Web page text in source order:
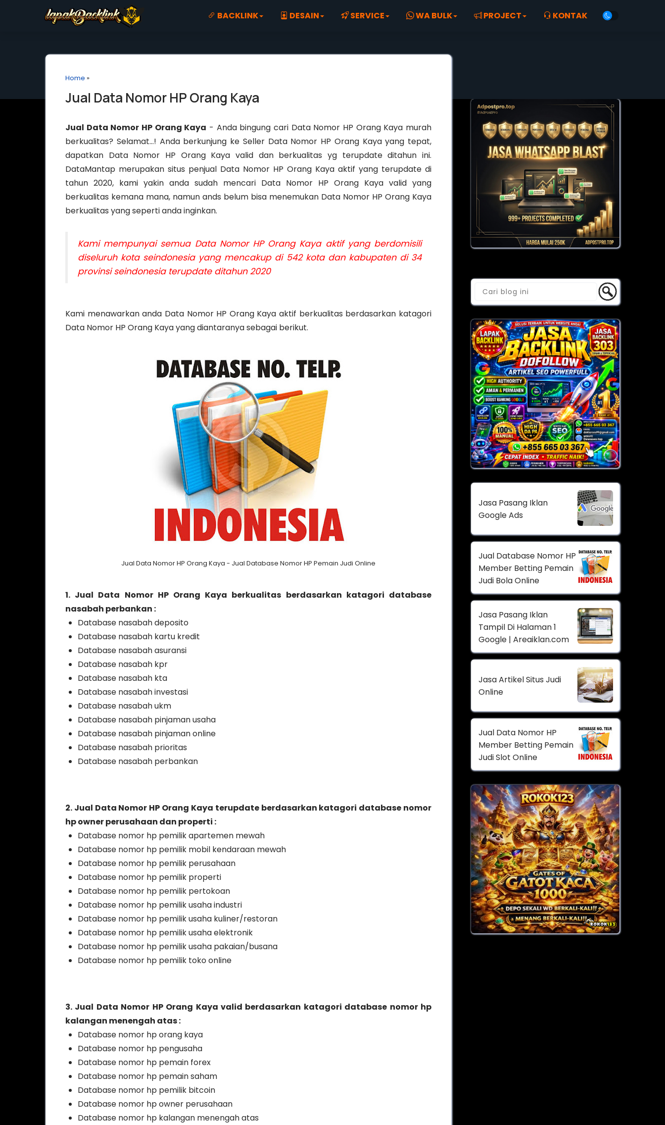
BACKLINK DESAIN SERVICE WA BULK PROJECT KONTAK
Home »
Jual Data Nomor HP Orang Kaya
Jual Data Nomor HP Orang Kaya - Anda bingung cari Data Nomor HP Orang Kaya murah
berkualitas? Selamat…! Anda berkunjung ke Seller Data Nomor HP Orang Kaya yang tepat,
dapatkan Data Nomor HP Orang Kaya valid dan berkualitas yg terupdate ditahun ini.
DataMantap merupakan situs penjual Data Nomor HP Orang Kaya aktif yang terupdate di
tahun 2020, kami yakin anda sudah mencari Data Nomor HP Orang Kaya valid yang
berkualitas kemana mana, namun ands belum bisa menemukan Data Nomor HP Orang Kaya
berkualitas yang seperti anda inginkan.
Kami mempunyai semua Data Nomor HP Orang Kaya aktif yang berdomisili
diseluruh kota seindonesia yang mencakup di 542 kota dan kabupaten di 34
provinsi seindonesia terupdate ditahun 2020
Kami menawarkan anda Data Nomor HP Orang Kaya aktif berkualitas berdasarkan katagori
Data Nomor HP Orang Kaya yang diantaranya sebagai berikut.
Jual Data Nomor HP Orang Kaya - Jual Database Nomor HP Pemain Judi Online
1. Jual Data Nomor HP Orang Kaya berkualitas berdasarkan katagori database
nasabah perbankan :
Database nasabah deposito
Database nasabah kartu kredit
Database nasabah asuransi
Database nasabah kpr
Database nasabah kta
Database nasabah investasi
Database nasabah ukm
Database nasabah pinjaman usaha
Database nasabah pinjaman online
Database nasabah prioritas
Database nasabah perbankan
2. Jual Data Nomor HP Orang Kaya terupdate berdasarkan katagori database nomor
hp owner perusahaan dan properti :
Database nomor hp pemilik apartemen mewah
Database nomor hp pemilik mobil kendaraan mewah
Database nomor hp pemilik perusahaan
Database nomor hp pemilik properti
Database nomor hp pemilik pertokoan
Database nomor hp pemilik usaha industri
Database nomor hp pemilik usaha kuliner/restoran
Database nomor hp pemilik usaha elektronik
Database nomor hp pemilik usaha pakaian/busana
Database nomor hp pemilik toko online
3. Jual Data Nomor HP Orang Kaya valid berdasarkan katagori database nomor hp
kalangan menengah atas :
Database nomor hp orang kaya
Database nomor hp pengusaha
Database nomor hp pemain forex
Database nomor hp pemain saham
Database nomor hp pemilik bitcoin
Database nomor hp owner perusahaan
Database nomor hp kalangan menengah atas
Jasa Pasang Iklan
Google Ads
Jual Database Nomor HP
Member Betting Pemain
Judi Bola Online
Jasa Pasang Iklan
Tampil Di Halaman 1
Google | Areaiklan.com
Jasa Artikel Situs Judi
Online
Jual Data Nomor HP
Member Betting Pemain
Judi Slot Online